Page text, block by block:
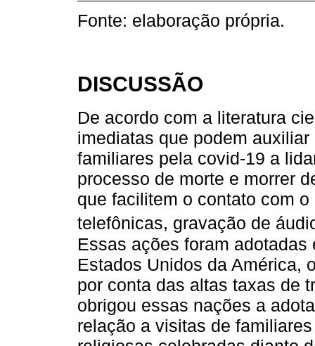
Fonte: elaboração própria.
DISCUSSÃO
De acordo com a literatura
imediatas que podem
familiares pela covid-19 a
processo de morte e morrer
que facilitem o contato com
telefônicas, gravação de
Essas ações foram
Estados Unidos da América,
por conta das altas taxas de
obrigou essas nações a
relação a visitas de